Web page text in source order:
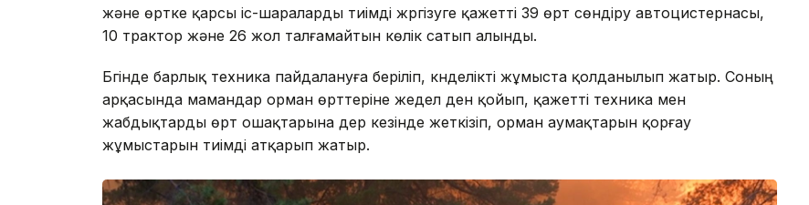
және өртке қарсы іс-шараларды тиімді жүргізуге қажетті 39 өрт сөндіру автоцистернасы,
10 трактор және 26 жол талғамайтын көлік сатып алынды.
Бүгінде барлық техника пайдалануға беріліп, күнделікті жұмыста қолданылып жатыр. Соның
арқасында мамандар орман өрттеріне жедел ден қойып, қажетті техника мен
жабдықтарды өрт ошақтарына дер кезінде жеткізіп, орман аумақтарын қорғау
жұмыстарын тиімді атқарып жатыр.